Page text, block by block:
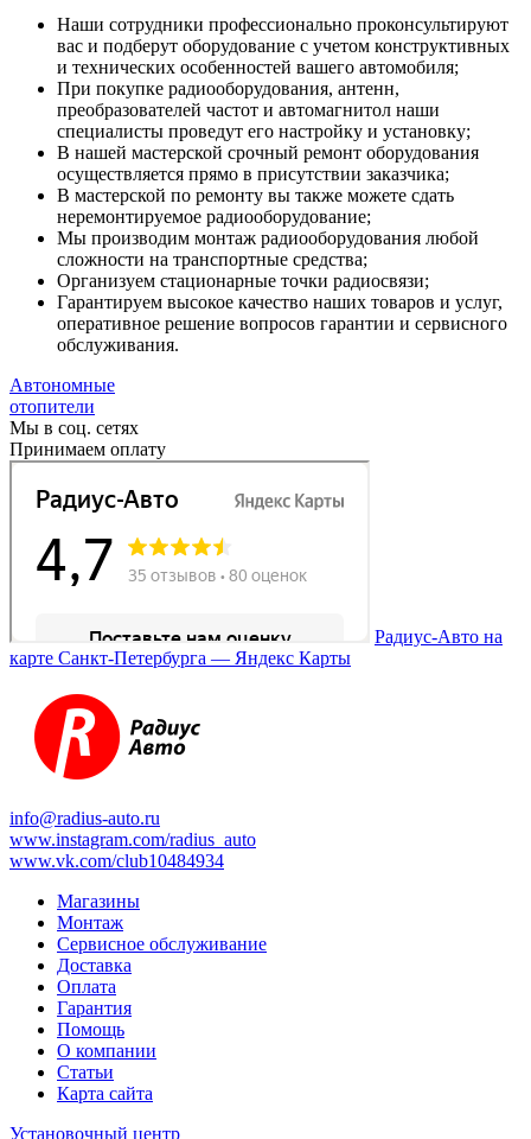
Наши сотрудники профессионально проконсультируют
вас и подберут оборудование с учетом конструктивных
и технических особенностей вашего автомобиля;
При покупке радиооборудования, антенн,
преобразователей частот и автомагнитол наши
специалисты проведут его настройку и установку;
В нашей мастерской срочный ремонт оборудования
осуществляется прямо в присутствии заказчика;
В мастерской по ремонту вы также можете сдать
неремонтируемое радиооборудование;
Мы производим монтаж радиооборудования любой
сложности на транспортные средства;
Организуем стационарные точки радиосвязи;
Гарантируем высокое качество наших товаров и услуг,
оперативное решение вопросов гарантии и сервисного
обслуживания.
Автономные
отопители
Мы в соц. сетях
Принимаем оплату
Радиус-Авто на
карте Санкт‑Петербурга — Яндекс Карты
info@radius-auto.ru
www.instagram.com/radius_auto
www.vk.com/club10484934
Магазины
Монтаж
Сервисное обслуживание
Доставка
Оплата
Гарантия
Помощь
О компании
Статьи
Карта сайта
Установочный центр